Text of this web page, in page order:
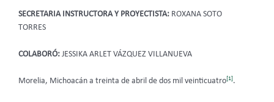
SECRETARIA INSTRUCTORA Y PROYECTISTA: ROXANA SOTO
TORRES
COLABORÓ: JESSIKA ARLET VÁZQUEZ VILLANUEVA
Morelia, Michoacán a treinta de abril de dos mil veinticuatro[1].